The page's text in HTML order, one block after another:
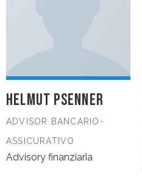
HELMUT PSENNER
ADVISOR BANCARIO-
ASSICURATIVO
Advisory finanziaria